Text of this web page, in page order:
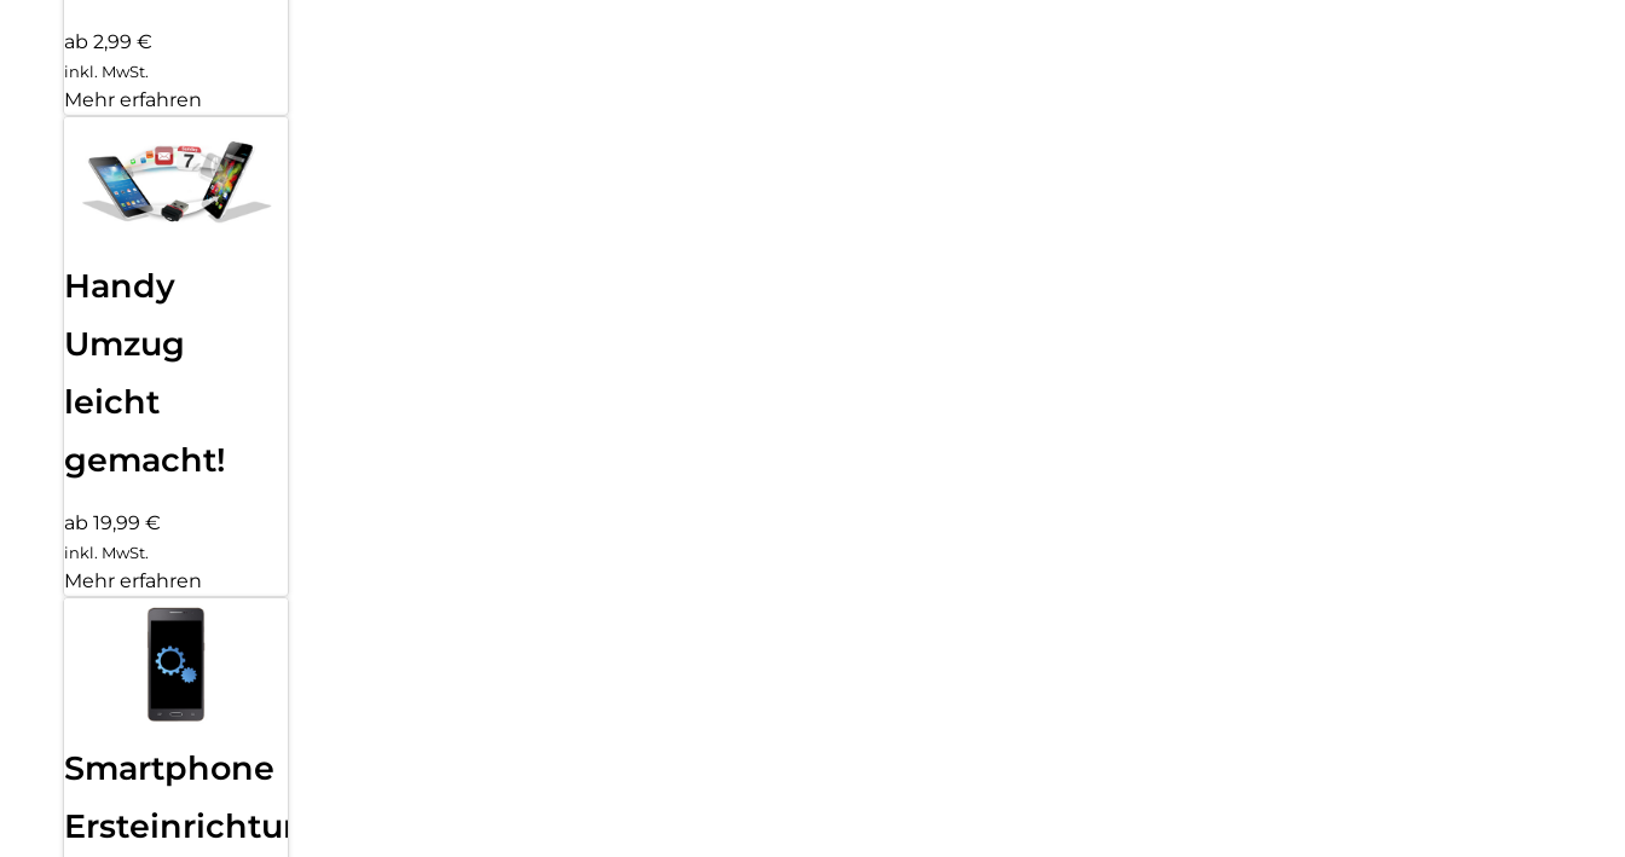
ab 2,99 €
inkl. MwSt.
Mehr erfahren
Handy
Umzug
leicht
gemacht!
ab 19,99 €
inkl. MwSt.
Mehr erfahren
Smartphone
Ersteinrichtung